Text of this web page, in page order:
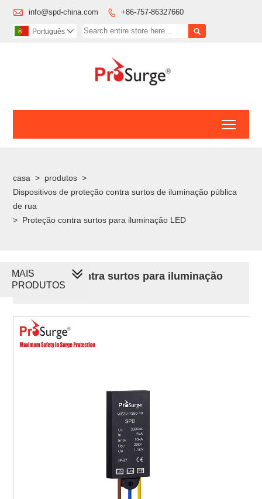
 info@spd-china.com  +86-757-86327660

Português 
casa > produtos >
Dispositivos de proteção contra surtos de iluminação pública
de rua
> Proteção contra surtos para iluminação LED
Proteção contra surtos para iluminação
LED
MAIS
PRODUTOS